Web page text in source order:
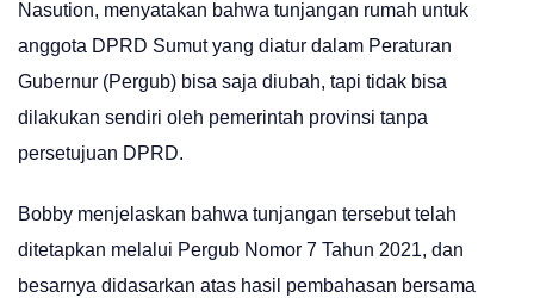
Nasution, menyatakan bahwa tunjangan rumah untuk
anggota DPRD Sumut yang diatur dalam Peraturan
Gubernur (Pergub) bisa saja diubah, tapi tidak bisa
dilakukan sendiri oleh pemerintah provinsi tanpa
persetujuan DPRD.
Bobby menjelaskan bahwa tunjangan tersebut telah
ditetapkan melalui Pergub Nomor 7 Tahun 2021, dan
besarnya didasarkan atas hasil pembahasan bersama